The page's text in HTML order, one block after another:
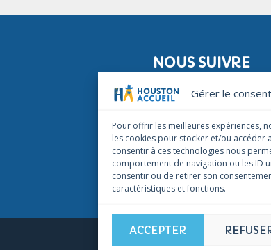
Gérer le
Pour offrir les meilleures expériences,
les cookies pour stocker et/ou accéder
consentir à ces technologies nous
comportement de navigation ou les ID
consentir ou de retirer son
caractéristiques et fonctions.
ACCEPTER
NOUS SUIVRE
infos@houstonaccueil.org